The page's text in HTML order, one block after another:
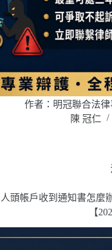
作者：明冠聯合法
陳 冠仁
人頭帳戶收到通知書怎麼
【